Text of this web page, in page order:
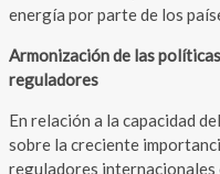
energía por parte de los
Armonización de las
reguladores
En relación a la capacidad
sobre la creciente
reguladores internacionales